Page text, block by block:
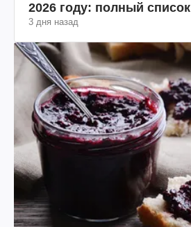
2026 году: полный список
3 дня назад